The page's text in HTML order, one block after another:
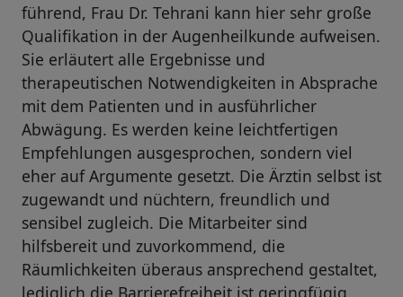
führend, Frau Dr. Tehrani kann hier sehr große
Qualifikation in der Augenheilkunde aufweisen.
Sie erläutert alle Ergebnisse und
therapeutischen Notwendigkeiten in Absprache
mit dem Patienten und in ausführlicher
Abwägung. Es werden keine leichtfertigen
Empfehlungen ausgesprochen, sondern viel
eher auf Argumente gesetzt. Die Ärztin selbst ist
zugewandt und nüchtern, freundlich und
sensibel zugleich. Die Mitarbeiter sind
hilfsbereit und zuvorkommend, die
Räumlichkeiten überaus ansprechend gestaltet,